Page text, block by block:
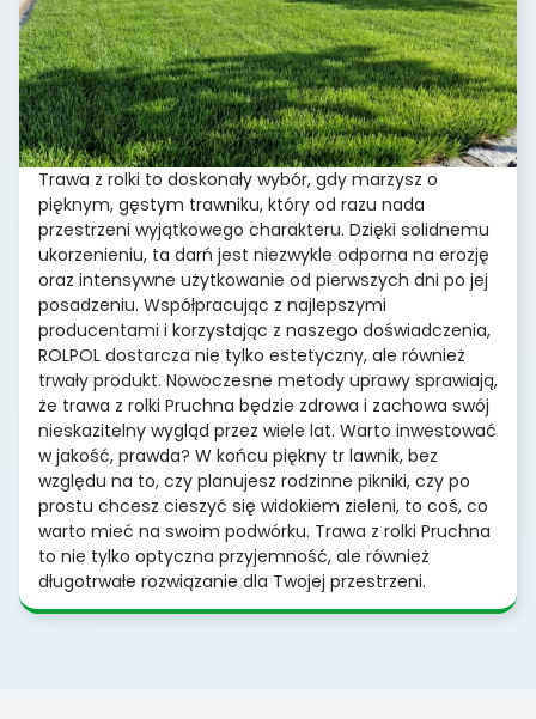
Trawa z rolki to doskonały wybór, gdy marzysz o
pięknym, gęstym trawniku, który od razu nada
przestrzeni wyjątkowego charakteru. Dzięki solidnemu
ukorzenieniu, ta darń jest niezwykle odporna na erozję
oraz intensywne użytkowanie od pierwszych dni po jej
posadzeniu. Współpracując z najlepszymi
producentami i korzystając z naszego doświadczenia,
ROLPOL dostarcza nie tylko estetyczny, ale również
trwały produkt. Nowoczesne metody uprawy sprawiają,
że trawa z rolki Pruchna będzie zdrowa i zachowa swój
nieskazitelny wygląd przez wiele lat. Warto inwestować
w jakość, prawda? W końcu piękny tr lawnik, bez
względu na to, czy planujesz rodzinne pikniki, czy po
prostu chcesz cieszyć się widokiem zieleni, to coś, co
warto mieć na swoim podwórku. Trawa z rolki Pruchna
to nie tylko optyczna przyjemność, ale również
długotrwałe rozwiązanie dla Twojej przestrzeni.